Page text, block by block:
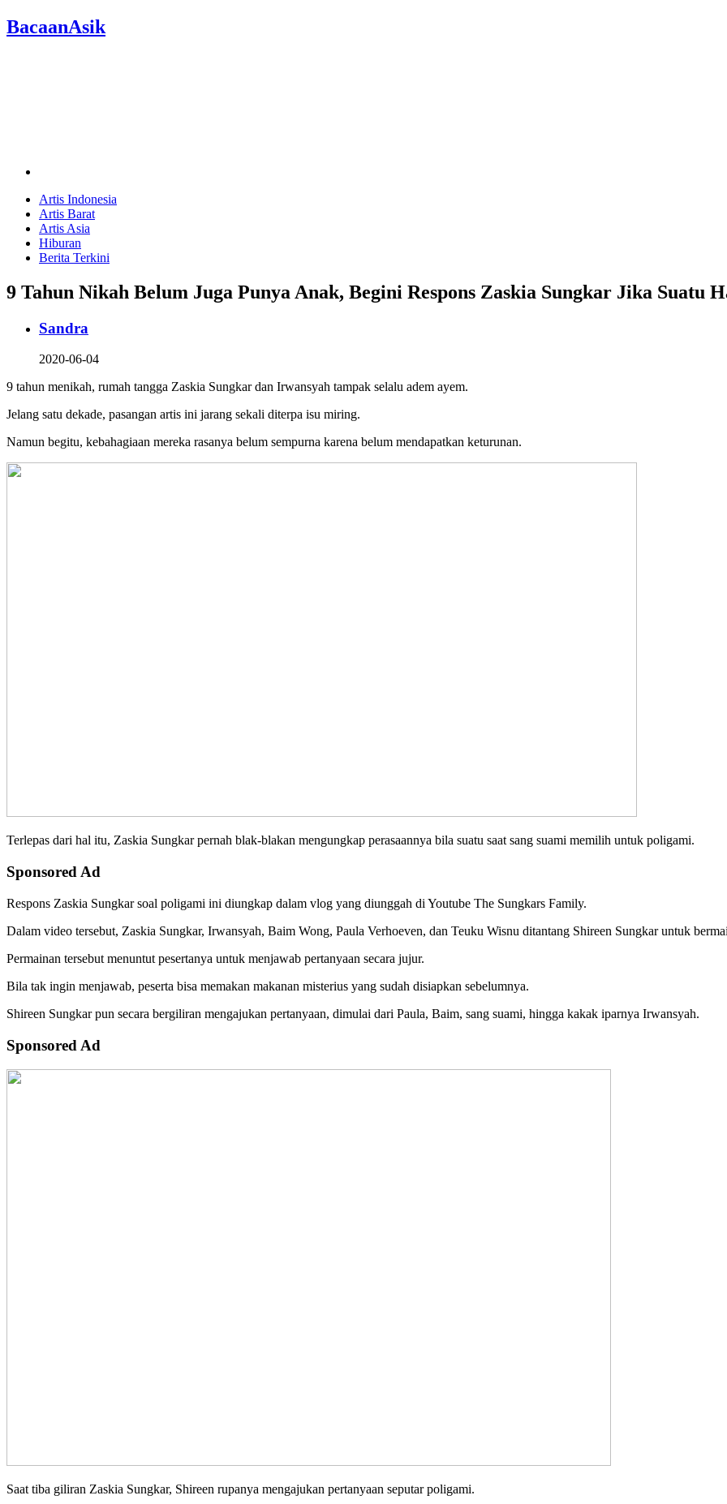
BacaanAsik
Artis Indonesia
Artis Barat
Artis Asia
Hiburan
Berita Terkini
9 Tahun Nikah Belum Juga Punya Anak, Begini Respons Zaskia Sungkar Jika
Sandra
2020-06-04
9 tahun menikah, rumah tangga Zaskia Sungkar dan Irwansyah tampak selalu adem ayem.
Jelang satu dekade, pasangan artis ini jarang sekali diterpa isu miring.
Namun begitu, kebahagiaan mereka rasanya belum sempurna karena belum mendapatkan keturunan.
Terlepas dari hal itu, Zaskia Sungkar pernah blak-blakan mengungkap perasaannya bila suatu saat sang suami memilih untuk poligami.
Sponsored Ad
Respons Zaskia Sungkar soal poligami ini diungkap dalam vlog yang diunggah di Youtube The Sungkars Family.
Dalam video tersebut, Zaskia Sungkar, Irwansyah, Baim Wong, Paula Verhoeven, dan Teuku Wisnu ditantang Shireen Sungkar untuk
Permainan tersebut menuntut pesertanya untuk menjawab pertanyaan secara jujur.
Bila tak ingin menjawab, peserta bisa memakan makanan misterius yang sudah disiapkan sebelumnya.
Shireen Sungkar pun secara bergiliran mengajukan pertanyaan, dimulai dari Paula, Baim, sang suami, hingga kakak iparnya Irwansyah.
Sponsored Ad
Saat tiba giliran Zaskia Sungkar, Shireen rupanya mengajukan pertanyaan seputar poligami.